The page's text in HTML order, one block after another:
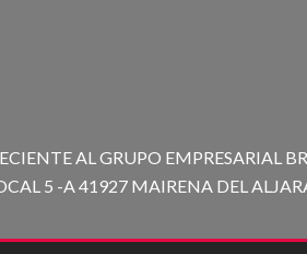
AL GRUPO EMPRESARIAL
5 -A 41927 MAIRENA DEL